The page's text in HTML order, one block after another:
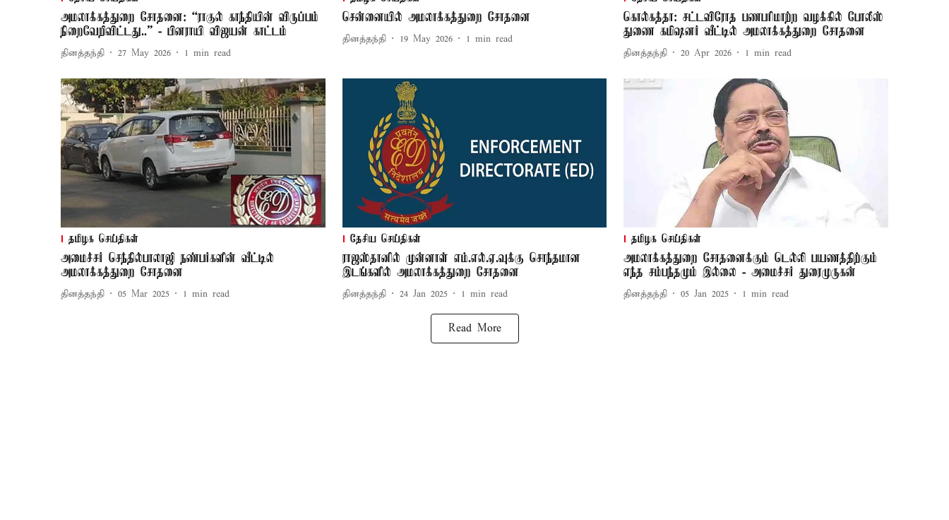
அமலாக்கத்துறை சோதனை: “ராகுல் காந்தியின் விருப்பம்
நிறைவேறிவிட்டது..” - பினராயி விஜயன் காட்டம்
தினத்தந்தி 27 May 2026 1 min read
சென்னையில் அமலாக்கத்துறை சோதனை
தினத்தந்தி 19 May 2026 1 min read
கொல்கத்தா: சட்டவிரோத பணபரிமாற்ற வழக்கில் போலீஸ்
துணை கமிஷனர் வீட்டில் அமலாக்கத்துறை சோதனை
தினத்தந்தி 20 Apr 2026 1 min read
தமிழக செய்திகள்
அமைச்சர் செந்தில்பாலாஜி நண்பர்களின் வீட்டில்
அமலாக்கத்துறை சோதனை
தினத்தந்தி 05 Mar 2025 1 min read
தேசிய செய்திகள்
ராஜஸ்தானில் முன்னாள் எம்.எல்.ஏ.வுக்கு சொந்தமான
இடங்களில் அமலாக்கத்துறை சோதனை
தினத்தந்தி 24 Jan 2025 1 min read
தமிழக செய்திகள்
அமலாக்கத்துறை சோதனைக்கும் டெல்லி பயணத்திற்கும்
எந்த சம்பந்தமும் இல்லை - அமைச்சர் துரைமுருகன்
தினத்தந்தி 05 Jan 2025 1 min read
Read More